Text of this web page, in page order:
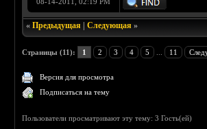
«Предыдущая |Следующая »
Страницы (11): 1 2 3 4 5 11
Версия для просмотра
Подписаться на тему
Пользователи просматривают эту тему: 3 Гость(ей)